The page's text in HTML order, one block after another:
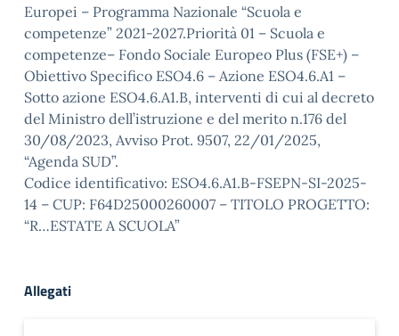
Europei – Programma Nazionale “Scuola e
competenze” 2021-2027.Priorità 01 – Scuola e
competenze– Fondo Sociale Europeo Plus (FSE+) –
Obiettivo Specifico ESO4.6 – Azione ESO4.6.A1 –
Sotto azione ESO4.6.A1.B, interventi di cui al decreto
del Ministro dell’istruzione e del merito n.176 del
30/08/2023, Avviso Prot. 9507, 22/01/2025,
“Agenda SUD”.
Codice identificativo: ESO4.6.A1.B-FSEPN-SI-2025-
14 – CUP: F64D25000260007 – TITOLO PROGETTO:
“R…ESTATE A SCUOLA”
Allegati